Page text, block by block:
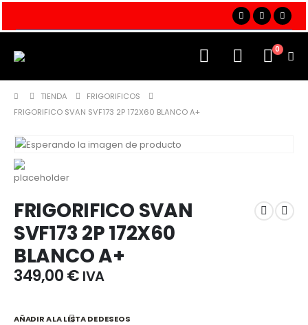
0
TIENDA
FRIGORIFICOS
FRIGORIFICO SVAN SVF173 2P 172X60 BLANCO A+
FRIGORIFICO SVAN
SVF173 2P 172X60
BLANCO A+
349,00€ IVA
AÑADIR A LA LISTA DE DESEOS